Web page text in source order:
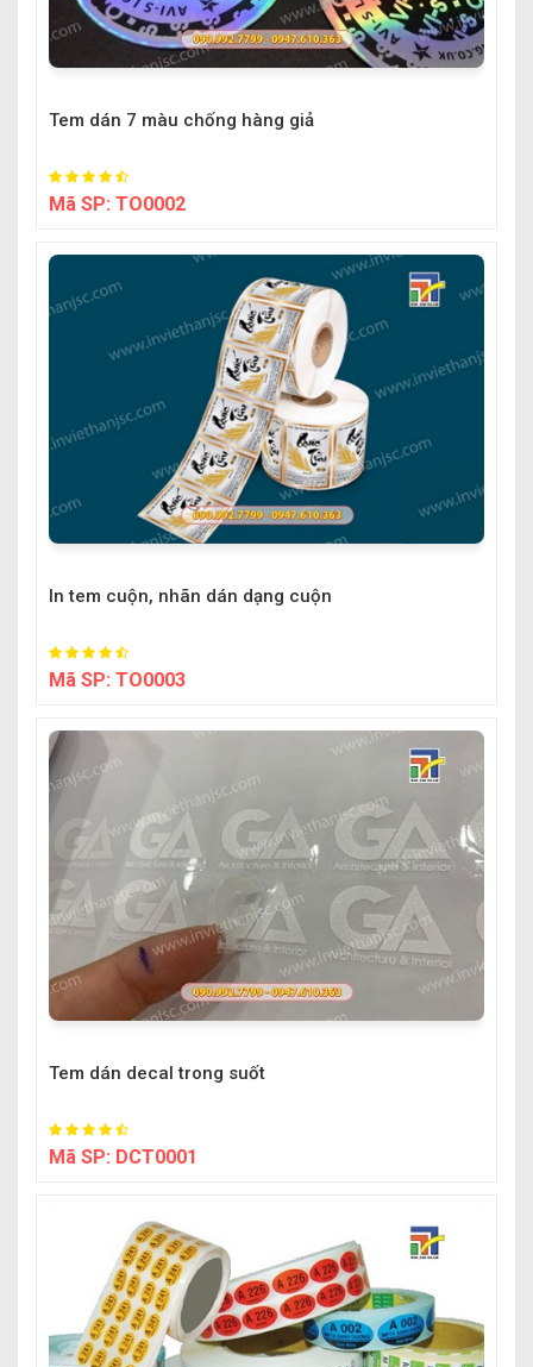
Tem dán 7 màu chống hàng giả
Mã SP: TO0002
In tem cuộn, nhãn dán dạng cuộn
Mã SP: TO0003
Tem dán decal trong suốt
Mã SP: DCT0001